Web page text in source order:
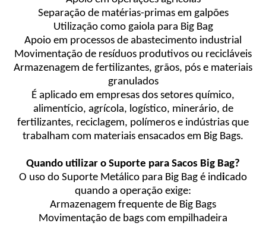
Separação de matérias-primas em galpões
Utilização como gaiola para Big Bag
Apoio em processos de abastecimento industrial
Movimentação de resíduos produtivos ou recicláveis
Armazenagem de fertilizantes, grãos, pós e materiais
granulados
É aplicado em empresas dos setores químico,
alimentício, agrícola, logístico, minerário, de
fertilizantes, reciclagem, polímeros e indústrias que
trabalham com materiais ensacados em Big Bags.
Quando utilizar o Suporte para Sacos Big Bag?
O uso do Suporte Metálico para Big Bag é indicado
quando a operação exige:
Armazenagem frequente de Big Bags
Movimentação de bags com empilhadeira